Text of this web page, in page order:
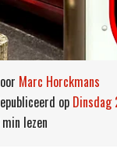
door Marc Horckmans
gepubliceerd op
min lezen